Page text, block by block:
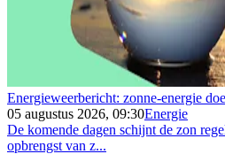
Energieweerbericht: zonne-energie
05 augustus 2026, 09:30Energie
De komende dagen schijnt de zon
opbrengst van z...